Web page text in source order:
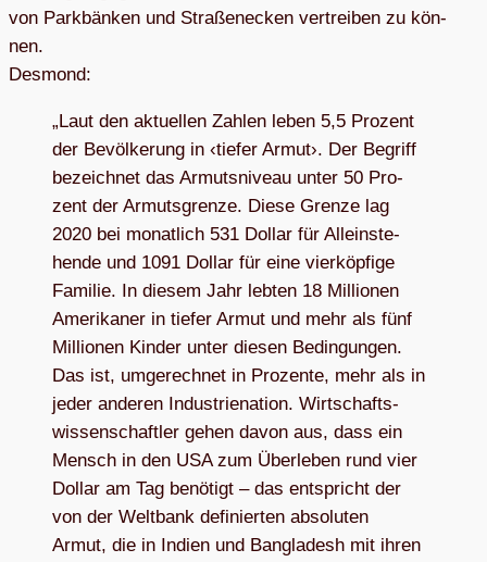
von Park­bän­ken und Stra­ßen­ecken ver­trei­ben zu kön­
nen.
Des­mond:
„Laut den aktu­el­len Zah­len leben 5,5 Pro­zent
der Bevöl­ke­rung in ‹tie­fer Armut›. Der Begriff
bezeich­net das Armuts­ni­veau unter 50 Pro­
zent der Armuts­grenze. Diese Grenze lag
2020 bei monat­lich 531 Dol­lar für Allein­ste­
hende und 1091 Dol­lar für eine vier­köp­fige
Fami­lie. In die­sem Jahr leb­ten 18 Mil­lio­nen
Ame­ri­ka­ner in tie­fer Armut und mehr als fünf
Mil­lio­nen Kin­der unter die­sen Bedin­gun­gen.
Das ist, umge­rech­net in Pro­zente, mehr als in
jeder ande­ren Indus­trie­na­tion. Wirt­schafts­
wis­sen­schaft­ler gehen davon aus, dass ein
Mensch in den USA zum Über­le­ben rund vier
Dol­lar am Tag benö­tigt – das ent­spricht der
von der Welt­bank defi­nier­ten abso­lu­ten
Armut, die in Indien und Ban­gla­desh mit ihren